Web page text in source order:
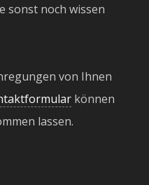
sonst noch wissen
von Ihnen
können
lassen.